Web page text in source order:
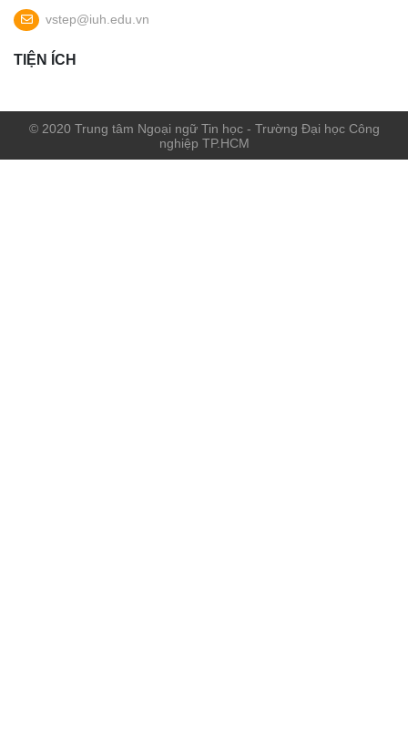
vstep@iuh.edu.vn
TIỆN ÍCH
© 2020 Trung tâm Ngoại ngữ Tin học - Trường Đại học Công
nghiệp TP.HCM